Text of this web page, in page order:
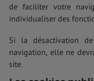
de faciliter votre
individualiser des
Si la désactivation
navigation, elle ne
site.